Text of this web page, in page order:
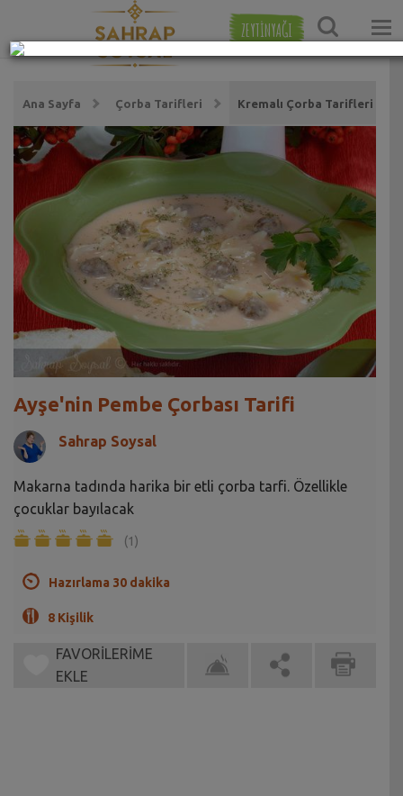
ZEYTİNYAĞI
Ana Sayfa Çorba Tarifleri Kremalı Çorba Tarifleri
Ayşe'nin Pembe Çorbası Tarifi
Sahrap Soysal
Makarna tadında harika bir etli çorba tarfi. Özellikle
çocuklar bayılacak
(1)
Hazırlama 30 dakika
8 Kişilik
FAVORİLERİME
EKLE